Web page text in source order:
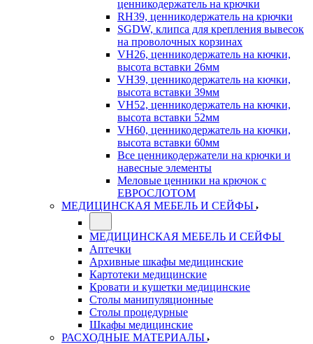
ценникодержатель на крючки
RH39, ценникодержатель на крючки
SGDW, клипса для крепления вывесок
на проволочных корзинах
VH26, ценникодержатель на кючки,
высота вставки 26мм
VH39, ценникодержатель на кючки,
высота вставки 39мм
VH52, ценникодержатель на кючки,
высота вставки 52мм
VH60, ценникодержатель на кючки,
высота вставки 60мм
Все ценникодержатели на крючки и
навесные элементы
Меловые ценники на крючок с
ЕВРОСЛОТОМ
МЕДИЦИНСКАЯ МЕБЕЛЬ И СЕЙФЫ
МЕДИЦИНСКАЯ МЕБЕЛЬ И СЕЙФЫ
Аптечки
Архивные шкафы медицинские
Картотеки медицинские
Кровати и кушетки медицинские
Столы манипуляционные
Столы процедурные
Шкафы медицинские
РАСХОДНЫЕ МАТЕРИАЛЫ